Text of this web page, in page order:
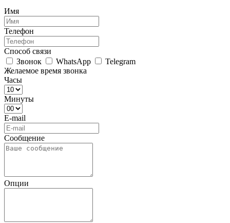
Имя
Телефон
Способ связи
Звонок
WhatsApp
Telegram
Желаемое время звонка
Часы
Минуты
E-mail
Сообщение
Опции